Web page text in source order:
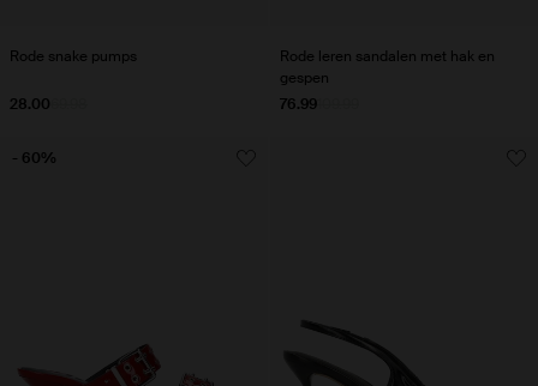
Rode snake pumps
28.00
Rode leren sandalen met hak en
gespen
76.99
- 60%